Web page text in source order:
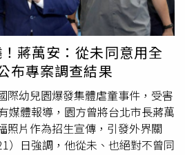
巡查與搶修。日本氣象廳提醒，強
的餘震，呼籲民眾避免靠近受損建
布的最新防災資訊。目前警方、
搜救、災損清查及安置工作，相
續更新。熊本強震造成至少50人
囪傾倒，各地災情持續擴大。（圖
蔣萬安：從未同意用全
專案調查結果
際幼兒園爆發集體虐童事件，受害
媒體報導，園方曾將台北市長蔣萬
照片作為招生宣傳，引發外界關
）日強調，他從未、也絕對不曾同